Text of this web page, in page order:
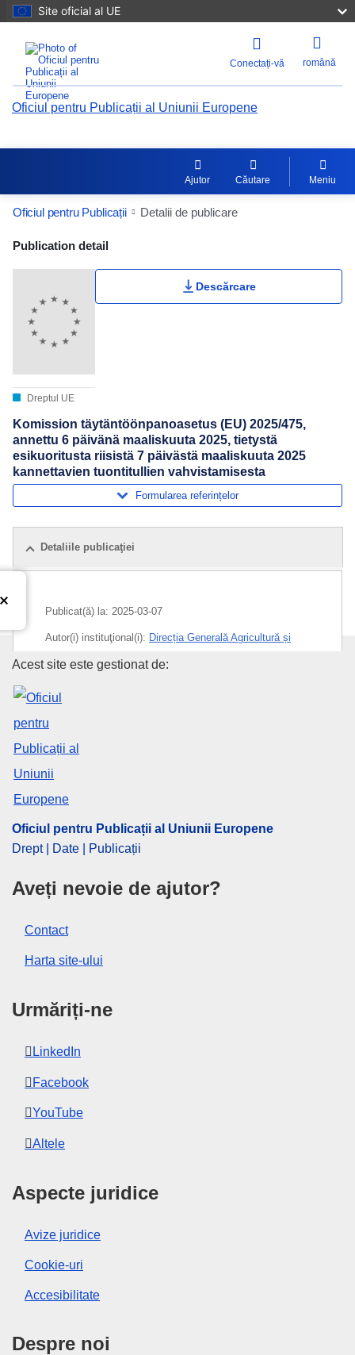
Site oficial al UE
Conectați-vă română
Oficiul pentru Publicații al Uniunii Europene
Ajutor Căutare Meniu
Oficiul pentru Publicații Detalii de publicare
Publication Detail Actions Portlet
Publication detail
Dreptul UE
Descărcare
Komission täytäntöönpanoasetus (EU) 2025/475,
annettu 6 päivänä maaliskuuta 2025, tietystä
esikuoritusta riisistä 7 päivästä maaliskuuta 2025
kannettavien tuontitullien vahvistamisesta
Formularea referințelor
Detaliile publicaţiei
Publicat(ă) la: 2025-03-07
Autor(i) instituţional(i): Direcția Generală Agricultură și
Dezvoltare Rurală
Comisia Europeană
pieței
Vamal Comun
CELEX : 32025R0475
ELI :
OJ : L_202500475
IMMC : C(2025)1548/3704934
Oficiul pentru Publicații al
Acest site este gestionat de:
Oficiul pentru Publicații al Uniunii Europene
Drept | Date | Publicații
Aveți nevoie de ajutor?
Contact
Harta site-ului
Urmăriți-ne
LinkedIn
Facebook
YouTube
Altele
Aspecte juridice
Avize juridice
Cookie-uri
Accesibilitate
Despre noi